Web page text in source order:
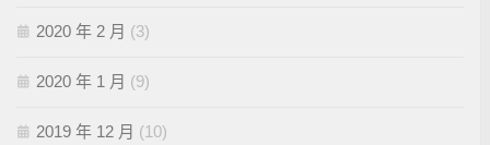
2020 年 2 月 (3)
2020 年 1 月 (9)
2019 年 12 月 (10)